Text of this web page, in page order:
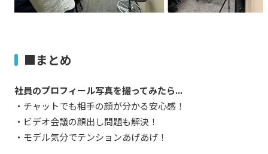
■まとめ
社員のプロフィール写真を撮ってみたら...
・チャットでも相手の顔が分かる安心感！
・ビデオ会議の顔出し問題も解決！
・モデル気分でテンションあげあげ！